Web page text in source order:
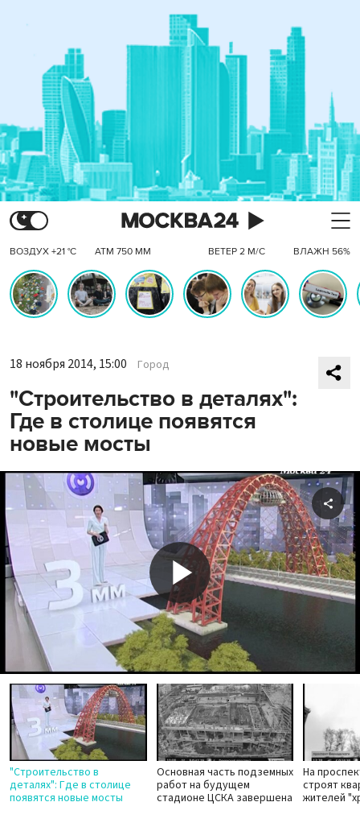
ВОЗДУХ +21 °C АТМ 750 ММ ВЕТЕР 2 М/С ВЛАЖН 56%
18 ноября 2014, 15:00 Город
"Строительство в деталях":
Где в столице появятся
новые мосты
Play
Video
"Строительство в
деталях": Где в столице
появятся новые мосты
Основная часть подземных
работ на будущем
стадионе ЦСКА завершена
На
строят
жителей